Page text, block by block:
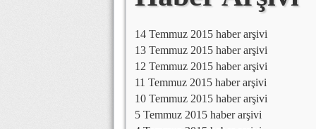
14 Temmuz 2015 haber arşivi
13 Temmuz 2015 haber arşivi
12 Temmuz 2015 haber arşivi
11 Temmuz 2015 haber arşivi
10 Temmuz 2015 haber arşivi
5 Temmuz 2015 haber arşivi